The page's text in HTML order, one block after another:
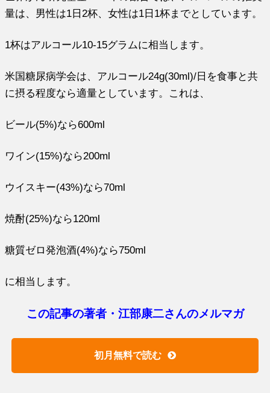
量は、男性は1日2杯、女性は1日1杯までとしています。
1杯はアルコール10-15グラムに相当します。
米国糖尿病学会は、アルコール24g(30ml)/日を食事と共
に摂る程度なら適量としています。これは、
ビール(5%)なら600ml
ワイン(15%)なら200ml
ウイスキー(43%)なら70ml
焼酎(25%)なら120ml
糖質ゼロ発泡酒(4%)なら750ml
に相当します。
この記事の著者・江部康二さんのメルマガ
初月無料で読む